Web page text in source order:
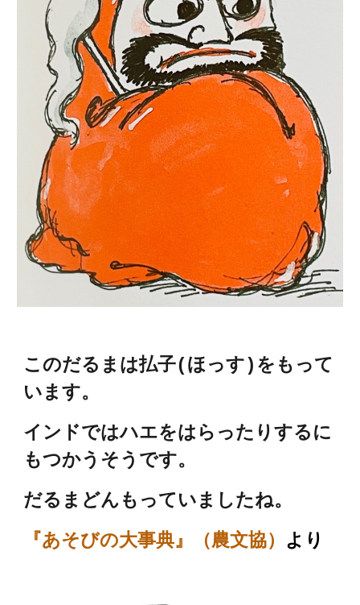
このだるまは払子(ほっす)をもって
います。
インドではハエをはらったりするに
もつかうそうです。
だるまどんもっていましたね。
『あそびの大事典』（農文協） より